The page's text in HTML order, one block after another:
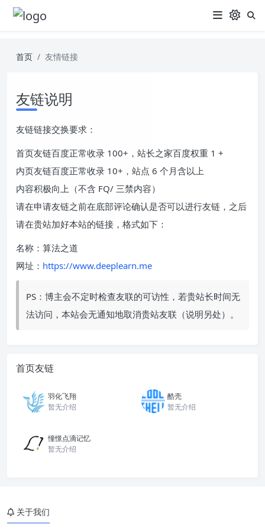
首页 友情链接
友链说明
友链链接交换要求：
首页友链百度正常收录 100+，站长之家百度权重 1 +
内页友链百度正常收录 10+，站点 6 个月含以上
内容积极向上（不含 FQ/ 三禁内容）
请在申请友链之前在底部评论确认是否可以进行友链，之后
请在贵站加好本站的链接，格式如下：
名称：算法之道
网址： https://www.deeplearn.me
PS：博主会不定时检查友联的可访性，若贵站长时间无
法访问，本站会无通知地取消贵站友联（说明另处）。
首页友链
羽化飞翔
暂无介绍
酷壳
暂无介绍
憧憬点滴记忆
暂无介绍
关于我们